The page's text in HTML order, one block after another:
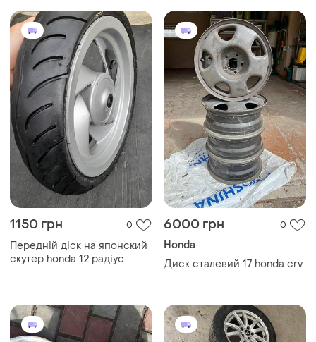
1150 грн 0
Передній діск на японский
скутер honda 12 радіус
6000 грн 0
Honda
Диск сталевий 17 honda crv